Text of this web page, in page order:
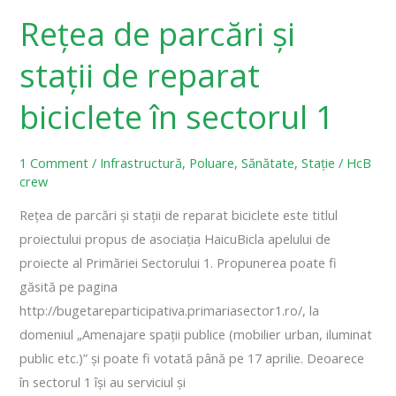
Rețea de parcări și
stații de reparat
biciclete în sectorul 1
1 Comment / Infrastructură, Poluare,Sănătate,Stație / HcB
crew
Rețea de parcări și stații de reparat biciclete este titlul
proiectului propus de asociația HaicuBicla apelului de
proiecte al Primăriei Sectorului 1. Propunerea poate fi
găsită pe pagina
http://bugetareparticipativa.primariasector1.ro/, la
domeniul „Amenajare spații publice (mobilier urban, iluminat
public etc.)” și poate fi votată până pe 17 aprilie. Deoarece
în sectorul 1 își au serviciul și